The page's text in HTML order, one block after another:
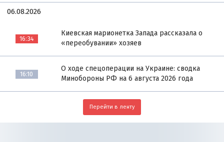
06.08.2026
16:34
Киевская марионетка Запада рассказала о
«переобувании» хозяев
16:10
О ходе спецоперации на Украине: сводка
Минобороны РФ на 6 августа 2026 года
Перейти в ленту